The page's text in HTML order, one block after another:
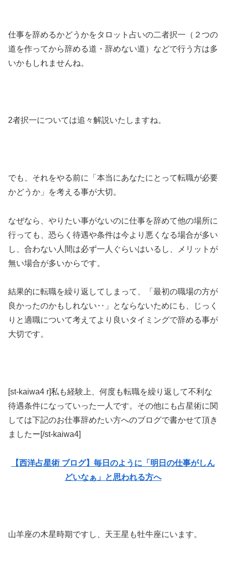
仕事を辞めるかどうかをタロット占いの二者択一（２つの
道を作ってから辞める道・辞めない道）などで行う方は多
いかもしれませんね。
2者択一については追々解説いたしますね。
でも、それをやる前に「本当にあなたにとって転職が必要
かどうか」を考える事が大切。
なぜなら、やりたい事がないのに仕事を辞めて他の場所に
行っても、恐らく待遇や条件は今より悪くなる場合が多い
し、合わない人間は必ず一人ぐらいはいるし、メリットが
無い場合が多いからです。
結果的に転職を繰り返してしまって、「最初の職場の方が
良かったのかもしれない‥」とならないためにも、じっく
りと適職について考えてより良いタイミングで辞める事が
大切です。
[st-kaiwa4 r]私も経験上、何度も転職を繰り返して不利な
待遇条件になっていった一人です。その他にも占星術に関
しては下記のお仕事辞めたい方へのブログで書かせて頂き
ましたー[/st-kaiwa4]
【西洋占星術 ブログ】毎日のように「明日の仕事がしん
どいなぁ」と思われる方へ
山羊座の木星時期ですし、天王星も牡牛座にいます。